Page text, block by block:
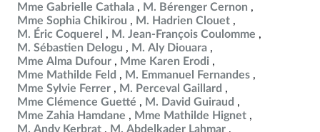
Mme Gabrielle Cathala
M. Bérenger Cernon
Mme Sophia Chikirou
M. Hadrien Clouet
M. Éric Coquerel
M. Jean-François Coulomme
M. Sébastien Delogu
M. Aly Diouara
Mme Alma Dufour
Mme Karen Erodi
Mme Mathilde Feld
M. Emmanuel Fernandes
Mme Sylvie Ferrer
M. Perceval Gaillard
Mme Clémence Guetté
M. David Guiraud
Mme Zahia Hamdane
Mme Mathilde Hignet
M. Andy Kerbrat
M. Abdelkader Lahmar